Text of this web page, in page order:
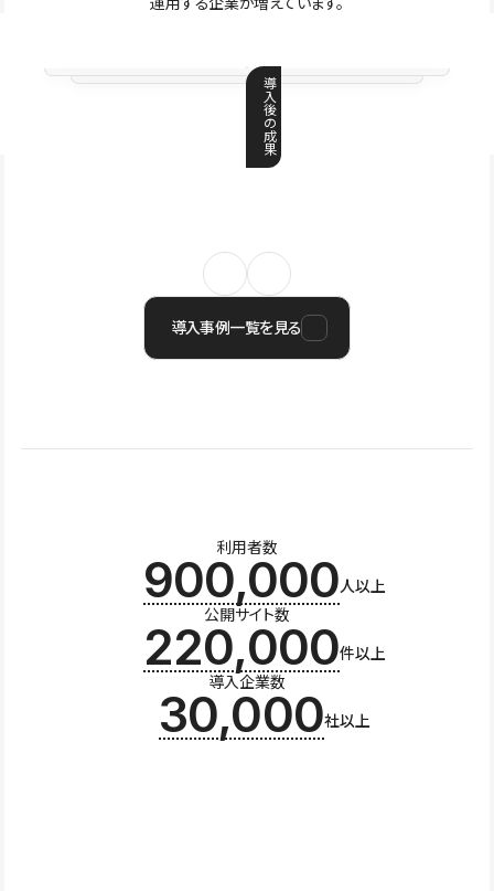
導
入
後
の
成
果
導入事例一覧を見る
利用者数
900,000人以上
公開サイト数
220,000件以上
導入企業数
30,000社以上